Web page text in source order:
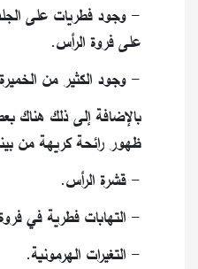
- وجود فطريات على
على فروة الرأس.
- وجود الكثير من
بالإضافة إلى ذلك هناك
ظهور رائحة كريهة من
- قشرة الرأس.
- التهابات فطرية في
- التغيرات الهرمونية.